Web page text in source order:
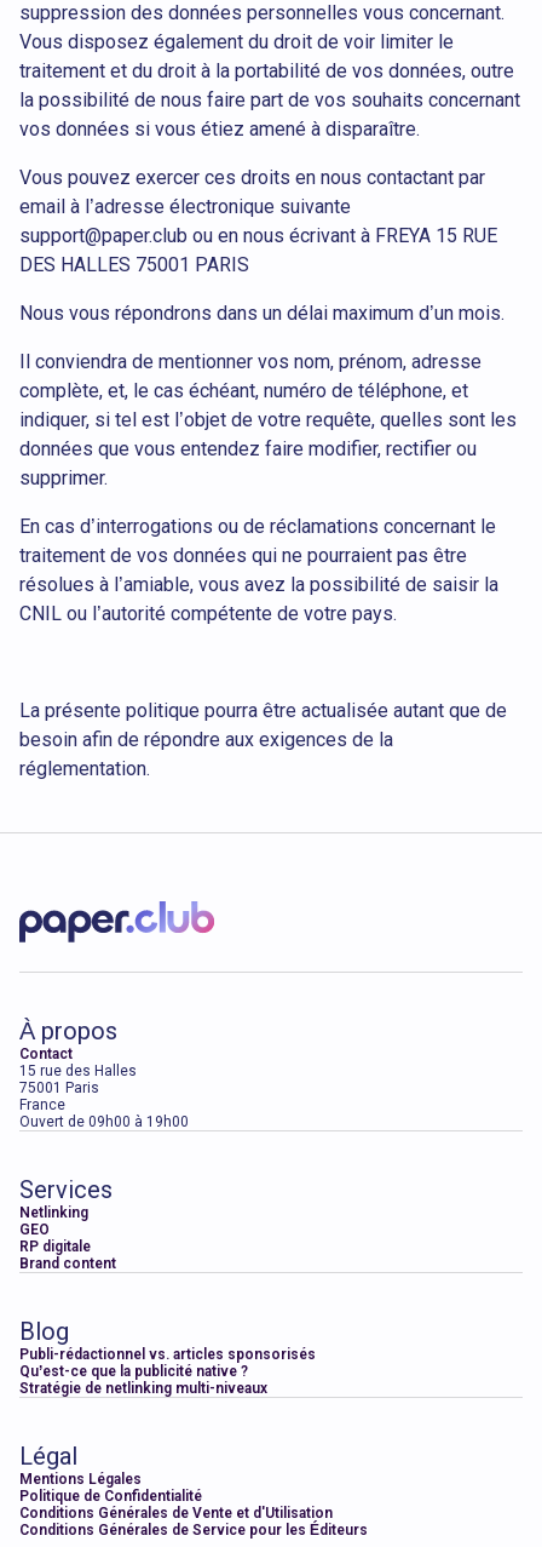
suppression des données personnelles vous concernant.
Vous disposez également du droit de voir limiter le
traitement et du droit à la portabilité de vos données, outre
la possibilité de nous faire part de vos souhaits concernant
vos données si vous étiez amené à disparaître.
Vous pouvez exercer ces droits en nous contactant par
email à l’adresse électronique suivante
support@paper.club ou en nous écrivant à FREYA 15 RUE
DES HALLES 75001 PARIS
Nous vous répondrons dans un délai maximum d’un mois.
Il conviendra de mentionner vos nom, prénom, adresse
complète, et, le cas échéant, numéro de téléphone, et
indiquer, si tel est l’objet de votre requête, quelles sont les
données que vous entendez faire modifier, rectifier ou
supprimer.
En cas d’interrogations ou de réclamations concernant le
traitement de vos données qui ne pourraient pas être
résolues à l’amiable, vous avez la possibilité de saisir la
CNIL ou l’autorité compétente de votre pays.
La présente politique pourra être actualisée autant que de
besoin afin de répondre aux exigences de la
réglementation.
À propos
Contact
15 rue des Halles
75001 Paris
France
Ouvert de 09h00 à 19h00
Services
Netlinking
GEO
RP digitale
Brand content
Blog
Publi-rédactionnel vs. articles sponsorisés
Qu’est-ce que la publicité native ?
Stratégie de netlinking multi-niveaux
Légal
Mentions Légales
Politique de Confidentialité
Conditions Générales de Vente et d'Utilisation
Conditions Générales de Service pour les Éditeurs